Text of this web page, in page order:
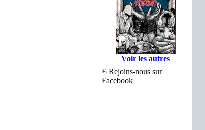
Voir les autres
Rejoins-nous sur
Facebook